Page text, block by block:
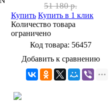
51 180 р.
Купить Купить в 1 клик
Количество товара
ограничено
Код товара: 56457
Добавить к сравнению